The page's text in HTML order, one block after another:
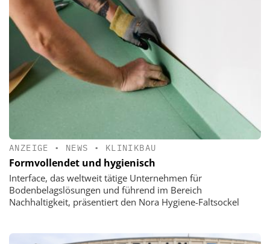
ANZEIGE • NEWS • KLINIKBAU
Formvollendet und hygienisch
Interface, das weltweit tätige Unternehmen für
Bodenbelagslösungen und führend im Bereich
Nachhaltigkeit, präsentiert den Nora Hygiene-Faltsockel